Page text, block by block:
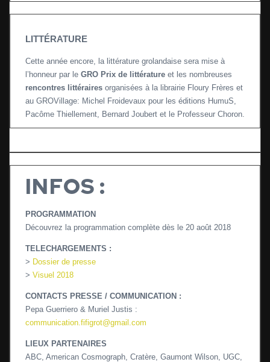
LITTÉRATURE
Cette année encore, la littérature grolandaise sera mise à
l’honneur par le GRO Prix de littérature et les nombreuses
rencontres littéraires organisées à la librairie Floury Frères et
au GROVillage: Michel Froidevaux pour les éditions HumuS,
Pacôme Thiellement, Bernard Joubert et le Professeur Choron.
INFOS :
PROGRAMMATION
Découvrez la programmation complète dès le 20 août 2018
TELECHARGEMENTS :
> Dossier de presse
> Visuel 2018
CONTACTS PRESSE / COMMUNICATION :
Pepa Guerriero & Muriel Justis :
communication.fifigrot@gmail.com
LIEUX PARTENAIRES
ABC, American Cosmograph, Cratère, Gaumont Wilson, UGC,